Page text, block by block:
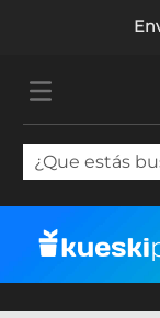
¿Que estás
1.
tenis mujer